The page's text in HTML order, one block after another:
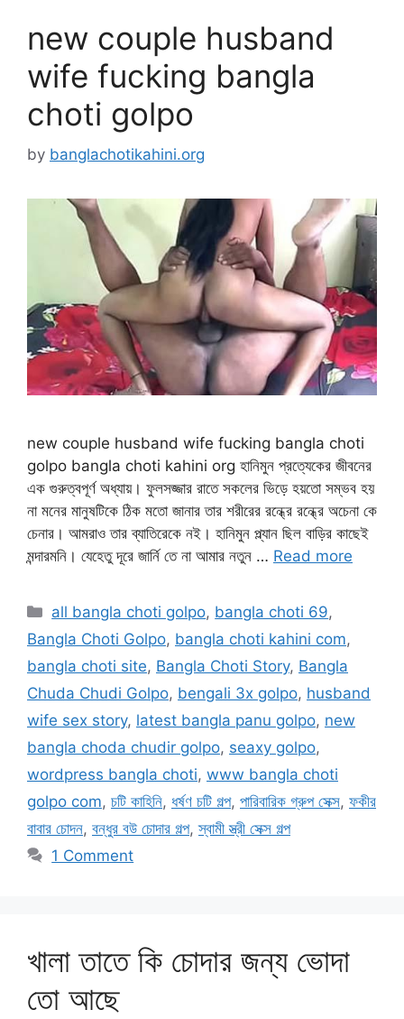
new couple husband
wife fucking bangla
choti golpo
by banglachotikahini.org
new couple husband wife fucking bangla choti
golpo bangla choti kahini org হানিমুন প্রত্যেকের জীবনের
এক গুরুত্বপূর্ণ অধ্যায়। ফুলসজ্জার রাতে সকলের ভিড়ে হয়তো সম্ভব হয়
না মনের মানুষটিকে ঠিক মতো জানার তার শরীরের রন্ধ্রে রন্ধ্রে অচেনা কে
চেনার। আমরাও তার ব্যাতিরেকে নই। হানিমুন প্ল্যান ছিল বাড়ির কাছেই
মন্দারমনি। যেহেতু দূরে জার্নি তে না আমার নতুন … Read more
Categories
all bangla choti golpo, bangla choti 69,
Bangla Choti Golpo, bangla choti kahini com,
bangla choti site, Bangla Choti Story, Bangla
Chuda Chudi Golpo, bengali 3x golpo, husband
wife sex story, latest bangla panu golpo, new
bangla choda chudir golpo, seaxy golpo,
wordpress bangla choti, www bangla choti
golpo com, চটি কাহিনি, ধর্ষণ চটি গল্প, পারিবারিক গ্রুপ সেক্স, ফকীর
বাবার চোদন, বন্ধুর বউ চোদার গল্প,স্বামী স্ত্রী সেক্স গল্প
1 Comment
খালা তাতে কি চোদার জন্য ভোদা
তো আছে